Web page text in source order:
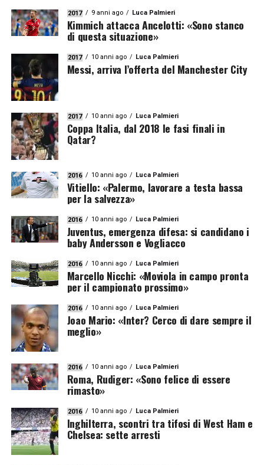
2017 9 anni ago Luca Palmieri
Kimmich attacca Ancelotti: «Sono stanco
di questa situazione»
2017 10 anni ago Luca Palmieri
Messi, arriva l’offerta del Manchester City
2017 10 anni ago Luca Palmieri
Coppa Italia, dal 2018 le fasi finali in
Qatar?
2016 10 anni ago Luca Palmieri
Vitiello: «Palermo, lavorare a testa bassa
per la salvezza»
2016 10 anni ago Luca Palmieri
Juventus, emergenza difesa: si candidano i
baby Andersson e Vogliacco
2016 10 anni ago Luca Palmieri
Marcello Nicchi: «Moviola in campo pronta
per il campionato prossimo»
2016 10 anni ago Luca Palmieri
Joao Mario: «Inter? Cerco di dare sempre il
meglio»
2016 10 anni ago Luca Palmieri
Roma, Rudiger: «Sono felice di essere
rimasto»
2016 10 anni ago Luca Palmieri
Inghilterra, scontri tra tifosi di West Ham e
Chelsea: sette arresti